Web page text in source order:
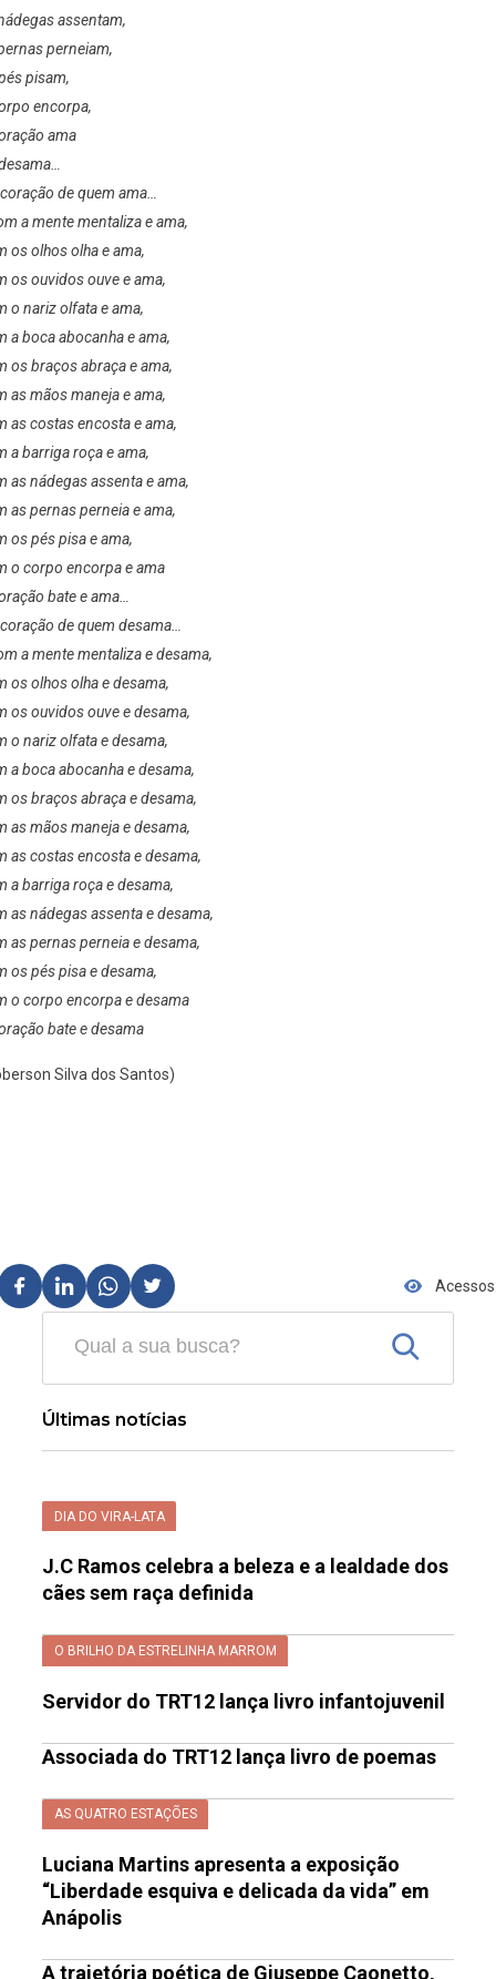
assentam,
perneiam,
pisam,
encorpa,
ama
de quem ama…
a mente mentaliza e ama,
os olhos olha e ama,
os ouvidos ouve e ama,
o nariz olfata e ama,
a boca abocanha e ama,
os braços abraça e ama,
as mãos maneja e ama,
as costas encosta e ama,
a barriga roça e ama,
as nádegas assenta e ama,
as pernas perneia e ama,
os pés pisa e ama,
o corpo encorpa e ama
bate e ama…
de quem desama…
a mente mentaliza e desama,
os olhos olha e desama,
os ouvidos ouve e desama,
o nariz olfata e desama,
a boca abocanha e desama,
os braços abraça e desama,
as mãos maneja e desama,
as costas encosta e desama,
a barriga roça e desama,
as nádegas assenta e desama,
as pernas perneia e desama,
os pés pisa e desama,
o corpo encorpa e desama
bate e desama
Silva dos Santos)
Últimas notícias
DIA DO VIRA-LATA
J.C Ramos celebra a beleza e a lealdade dos
cães sem raça definida
O BRILHO DA ESTRELINHA MARROM
Servidor do TRT12 lança livro infantojuvenil
Associada do TRT12 lança livro de poemas
AS QUATRO ESTAÇÕES
Luciana Martins apresenta a exposição
“Liberdade esquiva e delicada da vida” em
Anápolis
A trajetória poética de Giuseppe Caonetto,